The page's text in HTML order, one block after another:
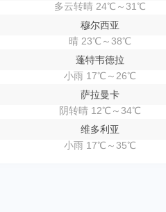
多云转晴 24℃～31℃
穆尔西亚
晴 23℃～38℃
蓬特韦德拉
小雨 17℃～26℃
萨拉曼卡
阴转晴 12℃～34℃
维多利亚
小雨 17℃～35℃